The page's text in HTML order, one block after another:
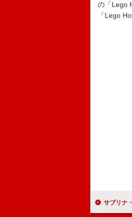
の「Lego
「Lego
サブリナ・カー